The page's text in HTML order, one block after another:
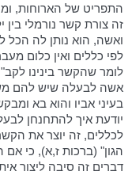
התפריט של הארוחות,
זה צורת קשר נורמלי בין
ואשה, הוא נותן לה הכל
לפי כללים ואין כלום
לומר שהקשר בינינו
אשה לבעלה שיש להם
בעיני אביו והוא בא
יודעת איך להתחנחן
לכללים, זה יוצר את
הגון" (ברכות ז,א), כי
דברים זה סיבה ליצור